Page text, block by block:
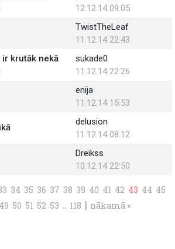
12.12.14 09:05
TwistTheLeaf
11.12.14 22:43
krutāk nekā
sukade0
11.12.14 22:26
enija
11.12.14 15:53
delusion
11.12.14 08:12
Dreikss
10.12.14 22:50
34 35 36 37 38 39 40 41 42 43 44 45
49 50 51 52 53 .. 118 | nākamā »